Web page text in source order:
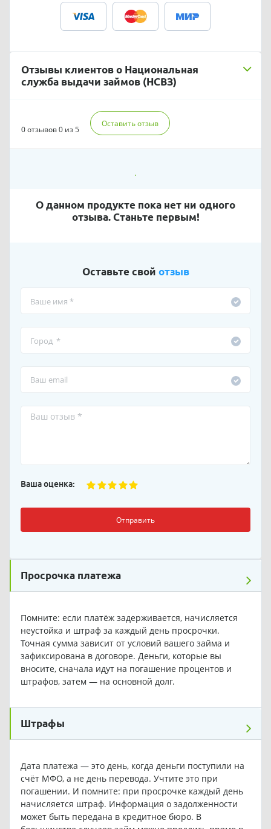
Отзывы клиентов о Национальная
служба выдачи займов (НСВЗ)
0 отзывов0 из 5
Оставить отзыв
О данном продукте пока нет ни одного
отзыва. Станьте первым!
Оставьте свой отзыв
Ваша оценка:
Отправить
Просрочка платежа
Помните: если платёж задерживается, начисляется
неустойка и штраф за каждый день просрочки.
Точная сумма зависит от условий вашего займа и
зафиксирована в договоре. Деньги, которые вы
вносите, сначала идут на погашение процентов и
штрафов, затем — на основной долг.
Штрафы
Дата платежа — это день, когда деньги поступили на
счёт МФО, а не день перевода. Учтите это при
погашении. И помните: при просрочке каждый день
начисляется штраф. Информация о задолженности
может быть передана в кредитное бюро. В